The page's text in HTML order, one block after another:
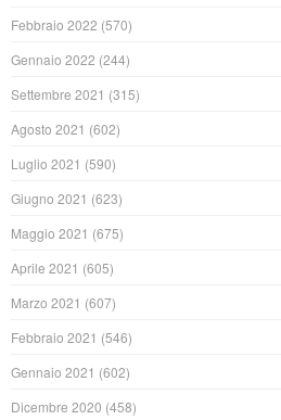
Febbraio 2022 (570)
Gennaio 2022 (244)
Settembre 2021 (315)
Agosto 2021 (602)
Luglio 2021 (590)
Giugno 2021 (623)
Maggio 2021 (675)
Aprile 2021 (605)
Marzo 2021 (607)
Febbraio 2021 (546)
Gennaio 2021 (602)
Dicembre 2020 (458)